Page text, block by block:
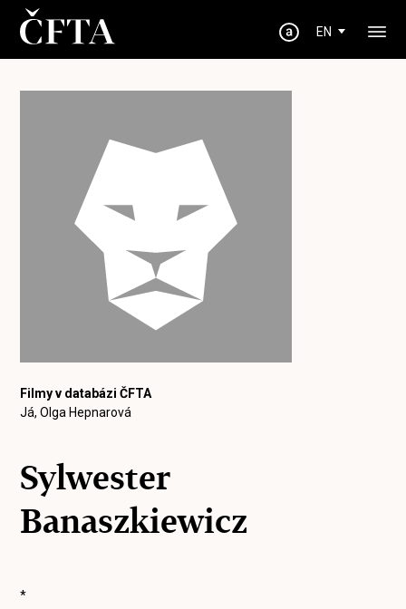
EN
Filmy v databázi ČFTA
Já, Olga Hepnarová
Sylwester
Banaszkiewicz
*